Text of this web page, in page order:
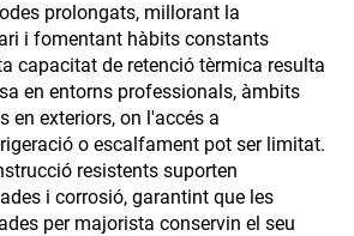
prolongats, millorant la
i fomentant hàbits constants
capacitat de retenció tèrmica resulta
en entorns professionals, àmbits
en exteriors, on l'accés a
o escalfament pot ser limitat.
resistents suporten
i corrosió, garantint que les
per majorista conservin el seu